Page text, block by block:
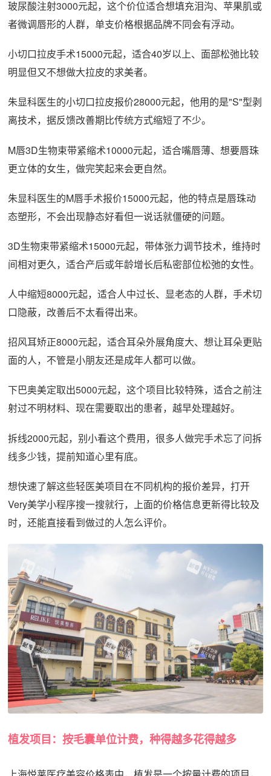
玻尿酸注射3000元起，这个价位适合想填充泪沟、苹果肌或
者微调唇形的人群，单支价格根据品牌不同会有浮动。
小切口拉皮手术15000元起，适合40岁以上、面部松弛比较
明显但又不想做大拉皮的求美者。
朱显科医生的小切口拉皮报价28000元起，他用的是"S"型剥
离技术，据反馈改善期比传统方式缩短了不少。
M唇3D生物束带紧缩术10000元起，适合嘴唇薄、想要唇珠
更立体的女生，做完笑起来会更自然。
朱显科医生的M唇手术报价15000元起，他的特点是唇珠动
态塑形，不会出现静态好看但一说话就僵硬的问题。
3D生物束带紧缩术15000元起，带体张力调节技术，维持时
间相对更久，适合产后或年龄增长后私密部位松弛的女性。
人中缩短8000元起，适合人中过长、显老态的人群，手术切
口隐蔽，改善后不太看得出来。
招风耳矫正8000元起，适合耳朵外展角度大、想让耳朵更贴
面的人，不管是小朋友还是成年人都可以做。
下巴奥美定取出5000元起，这个项目比较特殊，适合之前注
射过不明材料、现在需要取出的患者，越早处理越好。
拆线2000元起，别小看这个费用，很多人做完手术忘了问拆
线多少钱，提前知道心里有底。
想快速了解这些轻医美项目在不同机构的报价差异，打开
Very美学小程序搜一搜就行，上面的价格信息更新得比较及
时，还能直接看到做过的人怎么评价。
植发项目：按毛囊单位计费，种得越多花得越多